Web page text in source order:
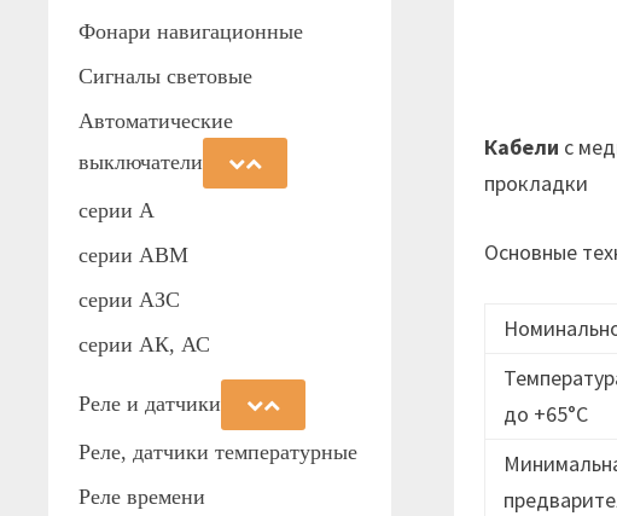
Кабели с
прокладки
Основные
до +65°C
Фонари навигационные
Сигналы световые
Автоматические
выключатели
серии А
серии АВМ
cерии АЗС
серии АК, АС
Реле и датчики
Реле, датчики температурные
Реле времени